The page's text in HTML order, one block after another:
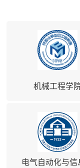
机械工程学
电气自动化与信